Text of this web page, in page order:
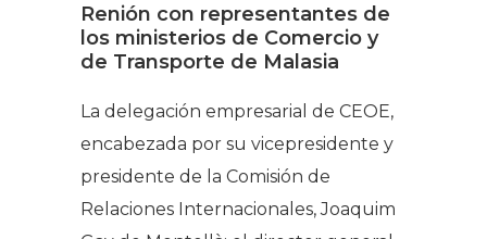
Renión con representantes de
los ministerios de Comercio y
de Transporte de Malasia
La delegación empresarial de CEOE,
encabezada por su vicepresidente y
presidente de la Comisión de
Relaciones Internacionales, Joaquim